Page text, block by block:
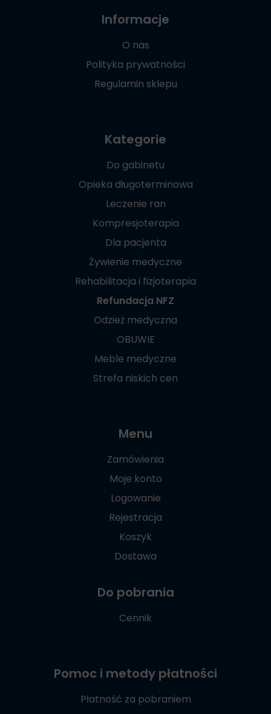
Informacje
O nas
Polityka prywatności
Regulamin sklepu
Kategorie
Do gabinetu
Opieka długoterminowa
Leczenie ran
Kompresjoterapia
Dla pacjenta
Żywienie medyczne
Rehabilitacja i fizjoterapia
Refundacja NFZ
Odzież medyczna
OBUWIE
Meble medyczne
Strefa niskich cen
Menu
Zamówienia
Moje konto
Logowanie
Rejestracja
Koszyk
Dostawa
Do pobrania
Cennik
Pomoc i metody płatności
Płatność za pobraniem